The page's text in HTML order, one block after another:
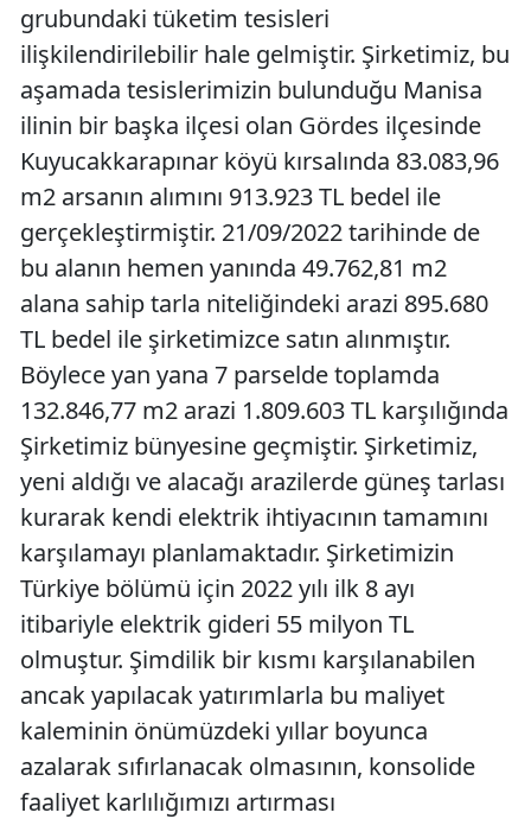
grubundaki tüketim tesisleri
ilişkilendirilebilir hale gelmiştir. Şirketimiz, bu
aşamada tesislerimizin bulunduğu Manisa
ilinin bir başka ilçesi olan Gördes ilçesinde
Kuyucakkarapınar köyü kırsalında 83.083,96
m2 arsanın alımını 913.923 TL bedel ile
gerçekleştirmiştir. 21/09/2022 tarihinde de
bu alanın hemen yanında 49.762,81 m2
alana sahip tarla niteliğindeki arazi 895.680
TL bedel ile şirketimizce satın alınmıştır.
Böylece yan yana 7 parselde toplamda
132.846,77 m2 arazi 1.809.603 TL karşılığında
Şirketimiz bünyesine geçmiştir. Şirketimiz,
yeni aldığı ve alacağı arazilerde güneş tarlası
kurarak kendi elektrik ihtiyacının tamamını
karşılamayı planlamaktadır. Şirketimizin
Türkiye bölümü için 2022 yılı ilk 8 ayı
itibariyle elektrik gideri 55 milyon TL
olmuştur. Şimdilik bir kısmı karşılanabilen
ancak yapılacak yatırımlarla bu maliyet
kaleminin önümüzdeki yıllar boyunca
azalarak sıfırlanacak olmasının, konsolide
faaliyet karlılığımızı artırması